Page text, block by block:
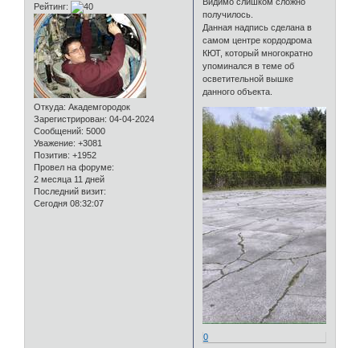
Рейтинг:
Откуда: Академгородок
Зарегистрирован: 04-04-2024
Сообщений: 5000
Уважение: +3081
Позитив: +1952
Провел на форуме:
2 месяца 11 дней
Последний визит:
Сегодня 08:32:07
получилось.
Данная надпись сделана в
самом центре кордодрома
КЮТ, который многократно
упоминался в теме об
осветительной вышке
данного объекта.
0